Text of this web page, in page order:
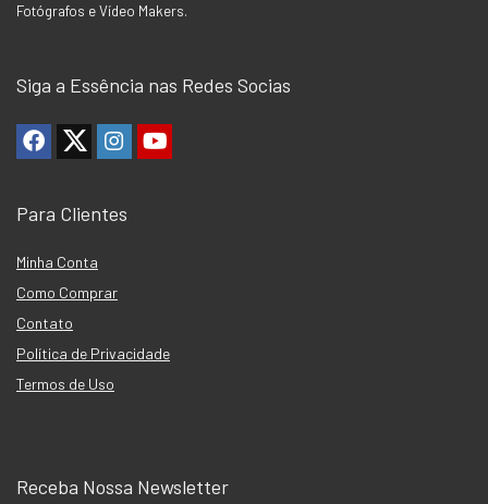
Fotógrafos e Vídeo Makers.
Siga a Essência nas Redes Socias
Para Clientes
Minha Conta
Como Comprar
Contato
Política de Privacidade
Termos de Uso
Receba Nossa Newsletter